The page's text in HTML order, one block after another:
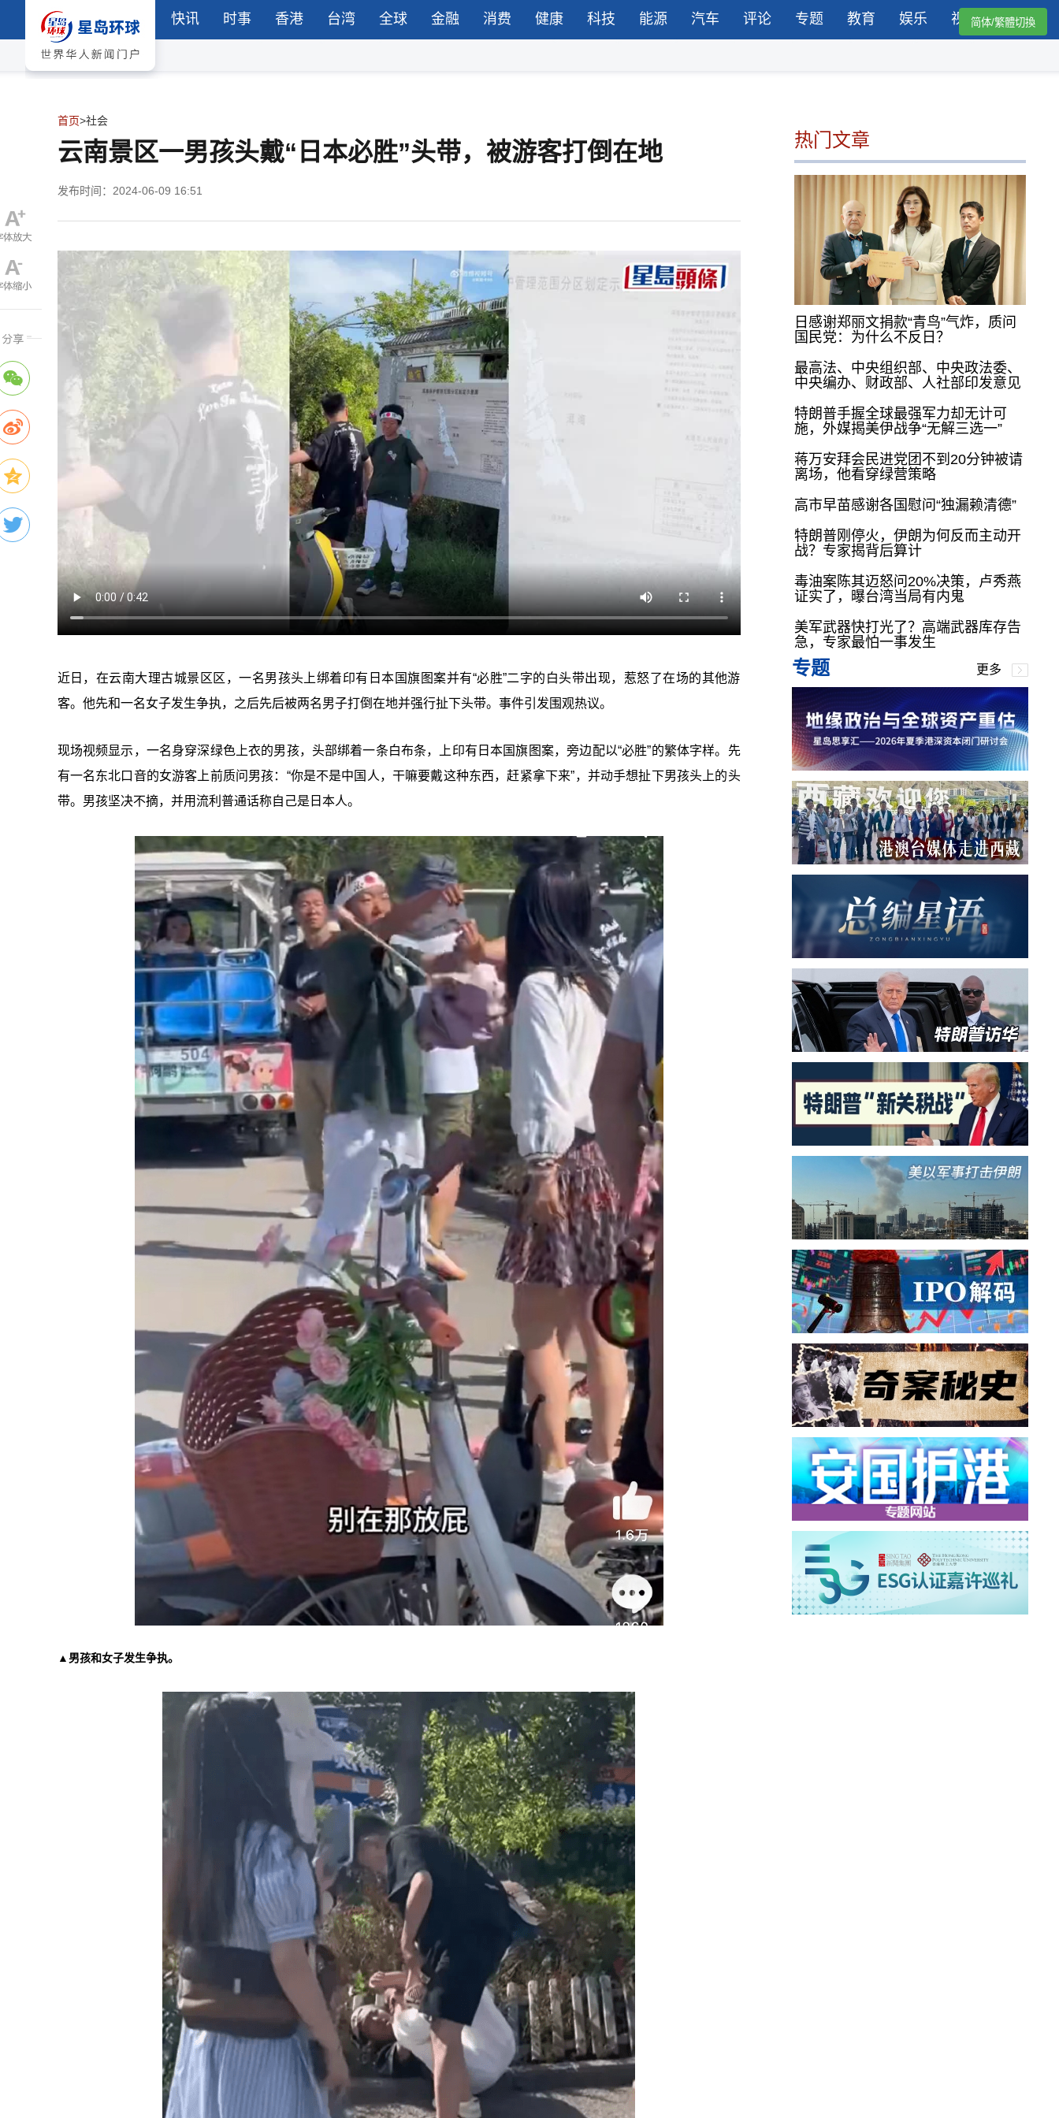
快讯 时事 香港 台湾 全球 金融 消费 健康 科技 能源 汽车 评论 专题 教育 娱乐 视频简体/繁體切換
首页>社会
云南景区一男孩头戴“日本必胜”头带，被游客打倒在地
发布时间：2024-06-09 16:51
近日，在云南大理古城景区区，一名男孩头上绑着印有日本国旗图案并有“必胜”二字的白头带出现，惹怒了在场的其他游
客。他先和一名女子发生争执，之后先后被两名男子打倒在地并强行扯下头带。事件引发围观热议。
现场视频显示，一名身穿深绿色上衣的男孩，头部绑着一条白布条，上印有日本国旗图案，旁边配以“必胜”的繁体字样。先
有一名东北口音的女游客上前质问男孩：“你是不是中国人，干嘛要戴这种东西，赶紧拿下来”，并动手想扯下男孩头上的头
带。男孩坚决不摘，并用流利普通话称自己是日本人。
▲男孩和女子发生争执。
热门文章
日感谢郑丽文捐款“青鸟”气炸，质问
国民党：为什么不反日？
最高法、中央组织部、中央政法委、
中央编办、财政部、人社部印发意见
特朗普手握全球最强军力却无计可
施，外媒揭美伊战争“无解三选一”
蒋万安拜会民进党团不到20分钟被请
离场，他看穿绿营策略
高市早苗感谢各国慰问“独漏赖清德”
特朗普刚停火，伊朗为何反而主动开
战？专家揭背后算计
毒油案陈其迈怒问20%决策，卢秀燕
证实了，曝台湾当局有内鬼
美军武器快打光了？高端武器库存告
急，专家最怕一事发生
专题 更多